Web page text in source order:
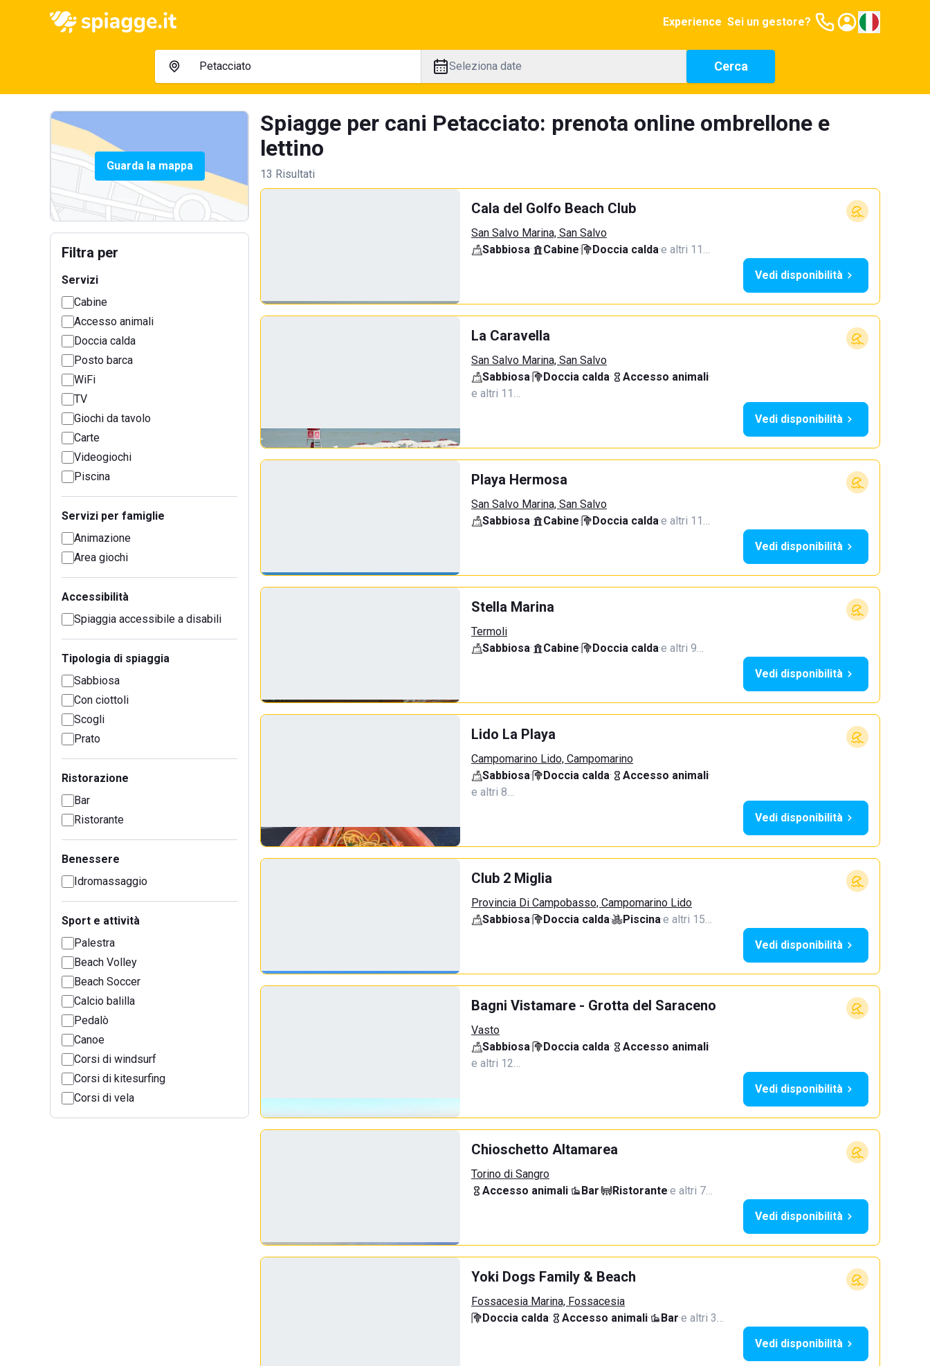
Experience Sei un gestore?
Seleziona date Cerca
Guarda la mappa
Filtra per
Servizi
Cabine
Accesso animali
Doccia calda
Posto barca
WiFi
TV
Giochi da tavolo
Carte
Videogiochi
Piscina
Servizi per famiglie
Animazione
Area giochi
Accessibilità
Spiaggia accessibile a disabili
Tipologia di spiaggia
Sabbiosa
Con ciottoli
Scogli
Prato
Ristorazione
Bar
Ristorante
Benessere
Idromassaggio
Sport e attività
Palestra
Beach Volley
Beach Soccer
Calcio balilla
Pedalò
Canoe
Corsi di windsurf
Corsi di kitesurfing
Corsi di vela
Spiagge per cani Petacciato: prenota online ombrellone e
lettino
13 Risultati
Cala del Golfo Beach Club
San Salvo Marina, San Salvo
Sabbiosa· Cabine· Doccia calda·e altri 11…
Vedi disponibilità
La Caravella
San Salvo Marina, San Salvo
Sabbiosa· Doccia calda· Accesso animali·
e altri 11…
Vedi disponibilità
Playa Hermosa
San Salvo Marina, San Salvo
Sabbiosa· Cabine· Doccia calda·e altri 11…
Vedi disponibilità
Stella Marina
Termoli
Sabbiosa· Cabine· Doccia calda·e altri 9…
Vedi disponibilità
Lido La Playa
Campomarino Lido, Campomarino
Sabbiosa· Doccia calda· Accesso animali·
e altri 8…
Vedi disponibilità
Club 2 Miglia
Provincia Di Campobasso, Campomarino Lido
Sabbiosa· Doccia calda· Piscina·e altri 15…
Vedi disponibilità
Bagni Vistamare - Grotta del Saraceno
Vasto
Sabbiosa· Doccia calda· Accesso animali·
e altri 12…
Vedi disponibilità
Chioschetto Altamarea
Torino di Sangro
Accesso animali· Bar· Ristorante·e altri 7…
Vedi disponibilità
Yoki Dogs Family & Beach
Fossacesia Marina, Fossacesia
Doccia calda· Accesso animali· Bar·e altri 3…
Vedi disponibilità